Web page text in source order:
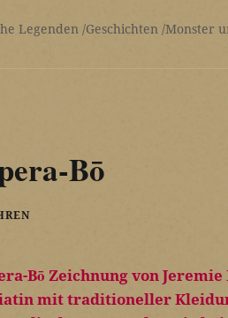
Legenden Geschichten Monster
Bō